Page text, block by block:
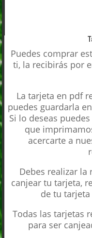
Puedes comprar
ti, la recibirás por
La tarjeta en pdf
puedes guardarla
Si lo deseas
que
acercarte a
Debes realizar la
canjear tu tarjeta,
de tu
Todas las tarjetas
para ser